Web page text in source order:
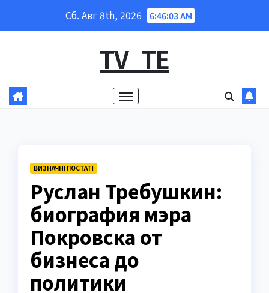
Сб. Авг 8th, 2026 6:46:05 AM
TV_TE
ВИЗНАЧНІ ПОСТАТІ
Руслан Требушкин:
биография мэра
Покровска от
бизнеса до
политики